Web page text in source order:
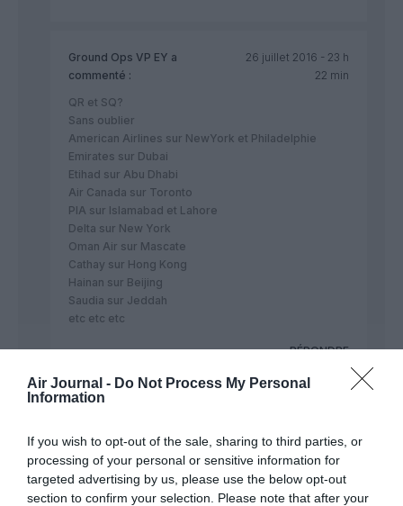
Air Journal - Do Not Process My Personal
Information
If you wish to opt-out of the sale, sharing to third parties, or
processing of your personal or sensitive information for
targeted advertising by us, please use the below opt-out
section to confirm your selection. Please note that after your
Ground Ops VP EY a
commenté :
26 juillet 2016 - 23 h
22 min
QR et SQ?
Sans oublier
American Airlines sur NewYork et Philadelphie
Emirates sur Dubai
Etihad sur Abu Dhabi
Air Canada sur Toronto
PIA sur Islamabad et Lahore
Delta sur New York
Oman Air sur Mascate
Cathay sur Hong Kong
Hainan sur Beijing
Saudia sur Jeddah
etc etc etc
RÉPONDRE
Lsoa commenté :
26 juillet 2016 - 18 h 53
SFO via?